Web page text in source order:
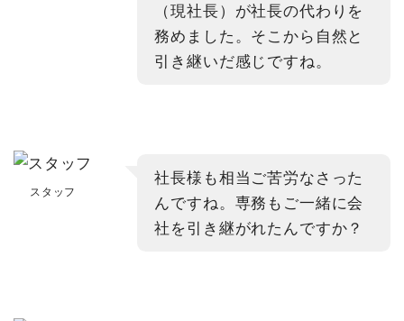
（現社長）が社長の代わりを
務めました。そこから自然と
引き継いだ感じですね。
スタッフ
社長様も相当ご苦労なさった
んですね。専務もご一緒に会
社を引き継がれたんですか？